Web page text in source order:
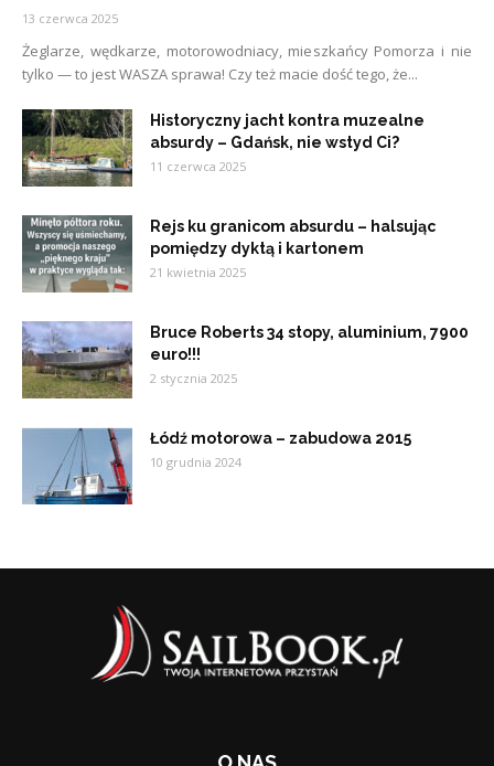
13 czerwca 2025
Żeglarze, wędkarze, motorowodniacy, mieszkańcy Pomorza i nie
tylko — to jest WASZA sprawa! Czy też macie dość tego, że...
Historyczny jacht kontra muzealne
absurdy – Gdańsk, nie wstyd Ci?
11 czerwca 2025
Rejs ku granicom absurdu – halsując
pomiędzy dyktą i kartonem
21 kwietnia 2025
Bruce Roberts 34 stopy, aluminium, 7900
euro!!!
2 stycznia 2025
Łódź motorowa – zabudowa 2015
10 grudnia 2024